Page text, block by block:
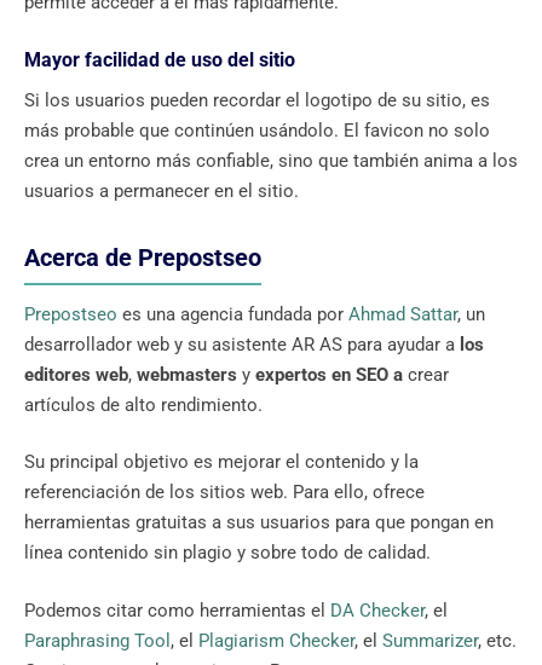
Mayor facilidad de uso del sitio
Si los usuarios pueden recordar el logotipo de su sitio, es
más probable que continúen usándolo. El favicon no solo
crea un entorno más confiable, sino que también anima a los
usuarios a permanecer en el sitio.
Acerca de Prepostseo
Prepostseo es una agencia fundada por Ahmad Sattar, un
desarrollador web y su asistente AR AS para ayudar a los
editores web, webmasters y expertos en SEO a crear
artículos de alto rendimiento.
Su principal objetivo es mejorar el contenido y la
referenciación de los sitios web. Para ello, ofrece
herramientas gratuitas a sus usuarios para que pongan en
línea contenido sin plagio y sobre todo de calidad.
Podemos citar como herramientas el DA Checker, el
Paraphrasing Tool , el Plagiarism Checker, el Summarizer, etc.